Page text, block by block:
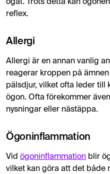
ögat. Trots detta kan
reflex.
Allergi
Allergi är en annan vanlig
reagerar kroppen på
pälsdjur, vilket ofta leder till
ögon. Ofta förekommer
nysningar eller nästäppa.
Ögoninflammation
Vid ögoninflammation blir
vilket kan göra att det både